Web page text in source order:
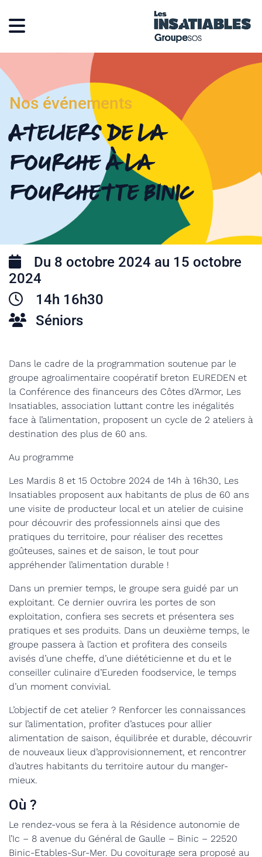
Nos événements
Ateliers De La
Fourche à La
Fourchette Binic
Du 8 octobre 2024 au 15 octobre
2024
14h 16h30
Séniors
Dans le cadre de la programmation soutenue par le
groupe agroalimentaire coopératif breton EUREDEN et
la Conférence des financeurs des Côtes d’Armor, Les
Insatiables, association luttant contre les inégalités
face à l’alimentation, proposent un cycle de 2 ateliers à
destination des plus de 60 ans.
Au programme
Les Mardis 8 et 15 Octobre 2024 de 14h à 16h30, Les
Insatiables proposent aux habitants de plus de 60 ans
une visite de producteur local et un atelier de cuisine
pour découvrir des professionnels ainsi que des
pratiques du territoire, pour réaliser des recettes
goûteuses, saines et de saison, le tout pour
appréhender l’alimentation durable !
Dans un premier temps, le groupe sera guidé par un
exploitant. Ce dernier ouvrira les portes de son
exploitation, confiera ses secrets et présentera ses
pratiques et ses produits. Dans un deuxième temps, le
groupe passera à l’action et profitera des conseils
avisés d’une cheffe, d’une diététicienne et du et le
conseiller culinaire d’Eureden foodservice, le temps
d’un moment convivial.
L’objectif de cet atelier ? Renforcer les connaissances
sur l’alimentation, profiter d’astuces pour allier
alimentation de saison, équilibrée et durable, découvrir
de nouveaux lieux d’approvisionnement, et rencontrer
d’autres habitants du territoire autour du manger-
mieux.
Où ?
Le rendez-vous se fera à la Résidence autonomie de
l’Ic – 8 avenue du Général de Gaulle – Binic – 22520
Binic-Etables-Sur-Mer. Du covoiturage sera proposé au